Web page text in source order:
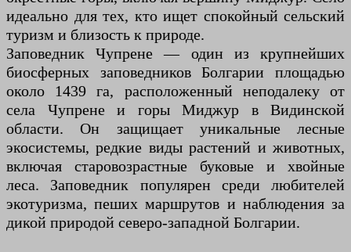
идеально для тех, кто ищет спокойный сельский
туризм и близость к природе.
Заповедник Чупрене — один из крупнейших
биосферных заповедников Болгарии площадью
около 1439 га, расположенный неподалеку от
села Чупрене и горы Миджур в Видинской
области. Он защищает уникальные лесные
экосистемы, редкие виды растений и животных,
включая старовозрастные буковые и хвойные
леса. Заповедник популярен среди любителей
экотуризма, пеших маршрутов и наблюдения за
дикой природой северо-западной Болгарии.